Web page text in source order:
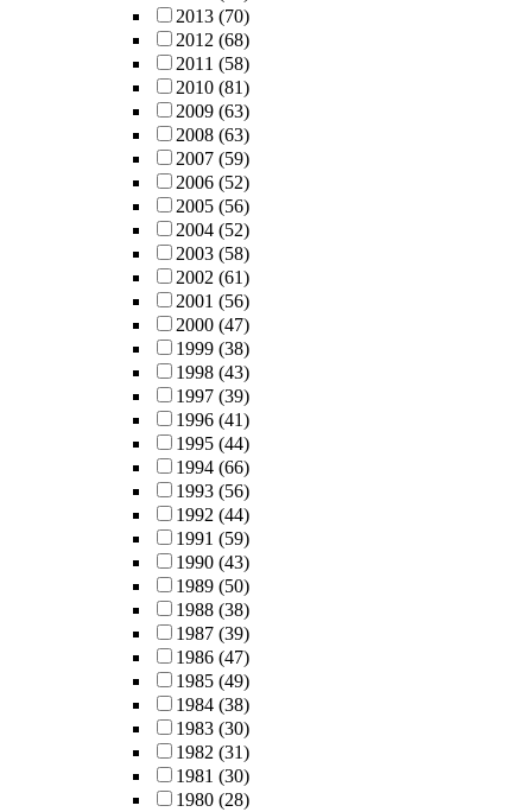
2013 (70)
2012 (68)
2011 (58)
2010 (81)
2009 (63)
2008 (63)
2007 (59)
2006 (52)
2005 (56)
2004 (52)
2003 (58)
2002 (61)
2001 (56)
2000 (47)
1999 (38)
1998 (43)
1997 (39)
1996 (41)
1995 (44)
1994 (66)
1993 (56)
1992 (44)
1991 (59)
1990 (43)
1989 (50)
1988 (38)
1987 (39)
1986 (47)
1985 (49)
1984 (38)
1983 (30)
1982 (31)
1981 (30)
1980 (28)